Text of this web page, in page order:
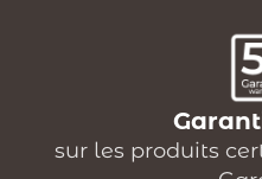
sur les produits